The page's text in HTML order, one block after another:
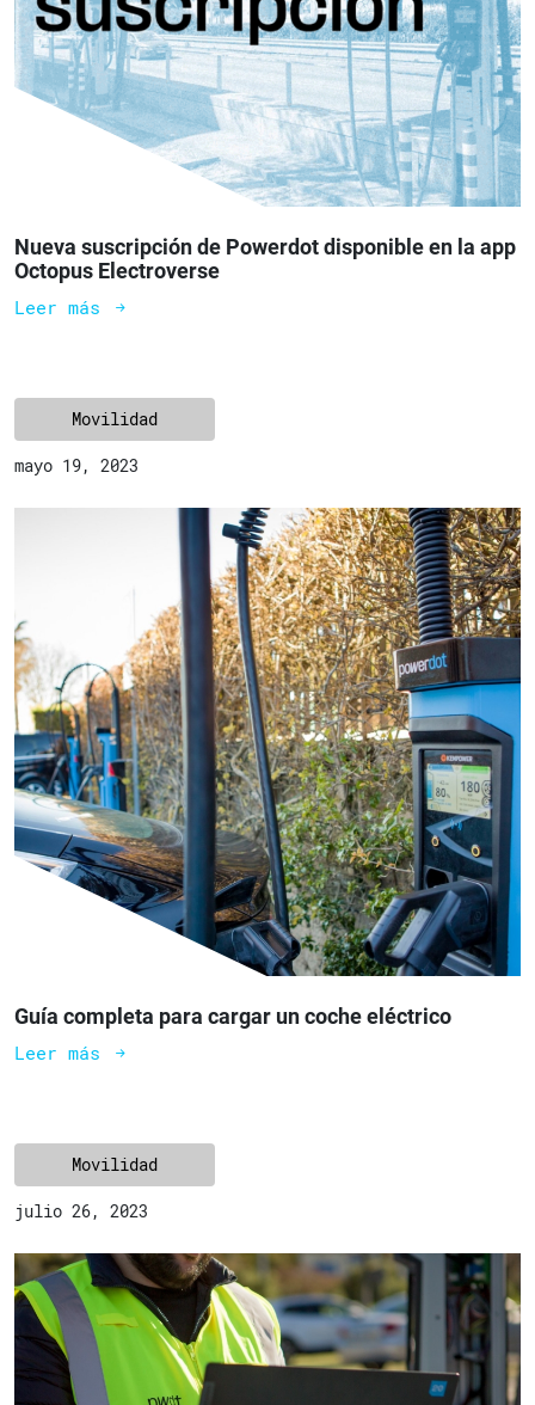
Nueva suscripción de Powerdot disponible en la app
Octopus Electroverse
Leer más
Movilidad
mayo 19, 2023
Guía completa para cargar un coche eléctrico
Leer más
Movilidad
julio 26, 2023